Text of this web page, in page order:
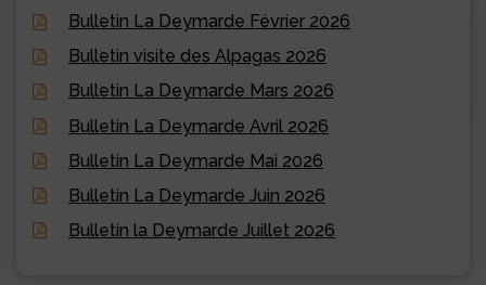
Bulletin La Deymarde Février 2026
Bulletin visite des Alpagas 2026
Bulletin La Deymarde Mars 2026
Bulletin La Deymarde Avril 2026
Bulletin La Deymarde Mai 2026
Bulletin La Deymarde Juin 2026
Bulletin la Deymarde Juillet 2026